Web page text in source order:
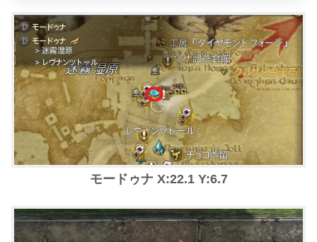
モードゥナ X:22.1 Y:6.7